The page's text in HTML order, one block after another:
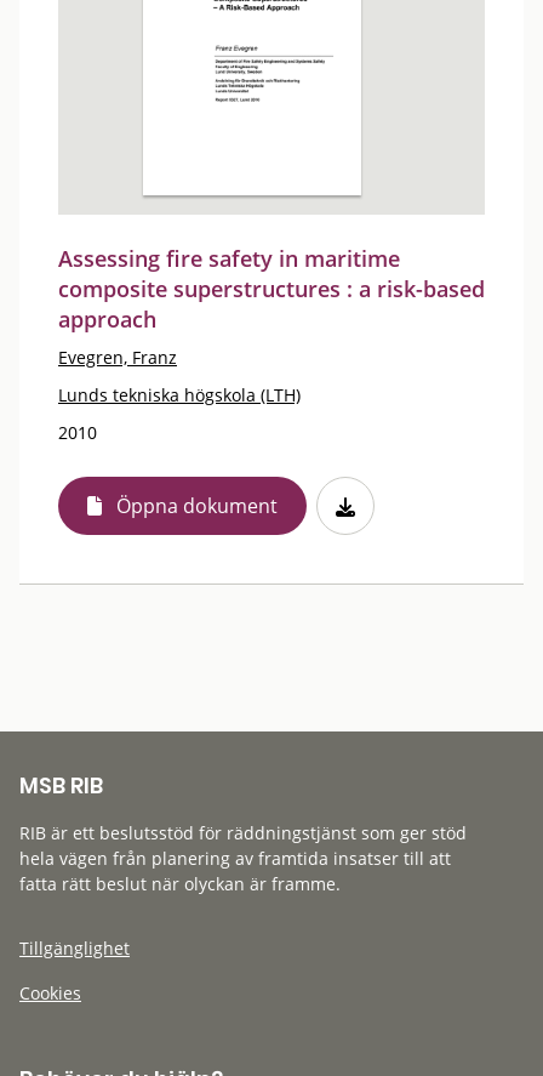
Assessing fire safety in maritime
composite superstructures : a risk-based
approach
Evegren, Franz
Lunds tekniska högskola (LTH)
2010
Öppna dokument
MSB RIB
RIB är ett beslutsstöd för räddningstjänst som ger stöd
hela vägen från planering av framtida insatser till att
fatta rätt beslut när olyckan är framme.
Tillgänglighet
Cookies